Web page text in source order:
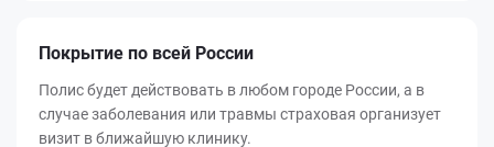
Покрытие по всей России
Полис будет действовать в любом городе России, а в
случае заболевания или травмы страховая организует
визит в ближайшую клинику.